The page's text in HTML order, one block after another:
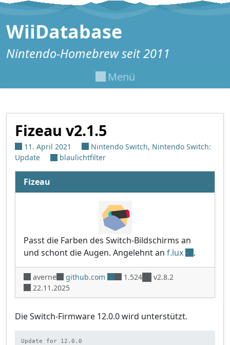
Zum Inhalt springen
WiiDatabase
Nintendo-Homebrew seit 2011
Menü
Fizeau v2.1.5
11. April 2021 Nintendo Switch, Nintendo Switch:
Update
blaulichtfilter
Fizeau
Passt die Farben des Switch-Bildschirms an
und schont die Augen. Angelehnt an f.lux .
averne github.com 1.524
v2.8.2
22.11.2025
Die Switch-Firmware 12.0.0 wird unterstützt.
Update for 12.0.0